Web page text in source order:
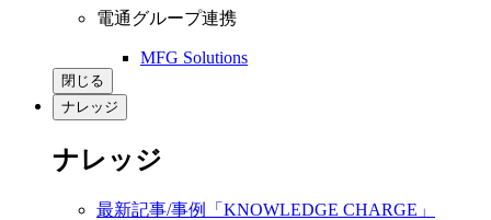
電通グループ連携
MFG Solutions
閉じる
ナレッジ
ナレッジ
最新記事/事例「KNOWLEDGE CHARGE」